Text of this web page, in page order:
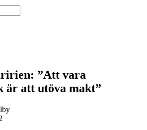
”Att vara
är att utöva makt”